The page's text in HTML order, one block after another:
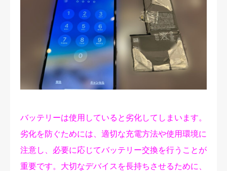
バッテリーは使用していると劣化してしまいます。
劣化を防ぐためには、適切な充電方法や使用環境に
注意し、必要に応じてバッテリー交換を行うことが
重要です。大切なデバイスを長持ちさせるために、
ご予約・お問合せ
プライバシーポリシー